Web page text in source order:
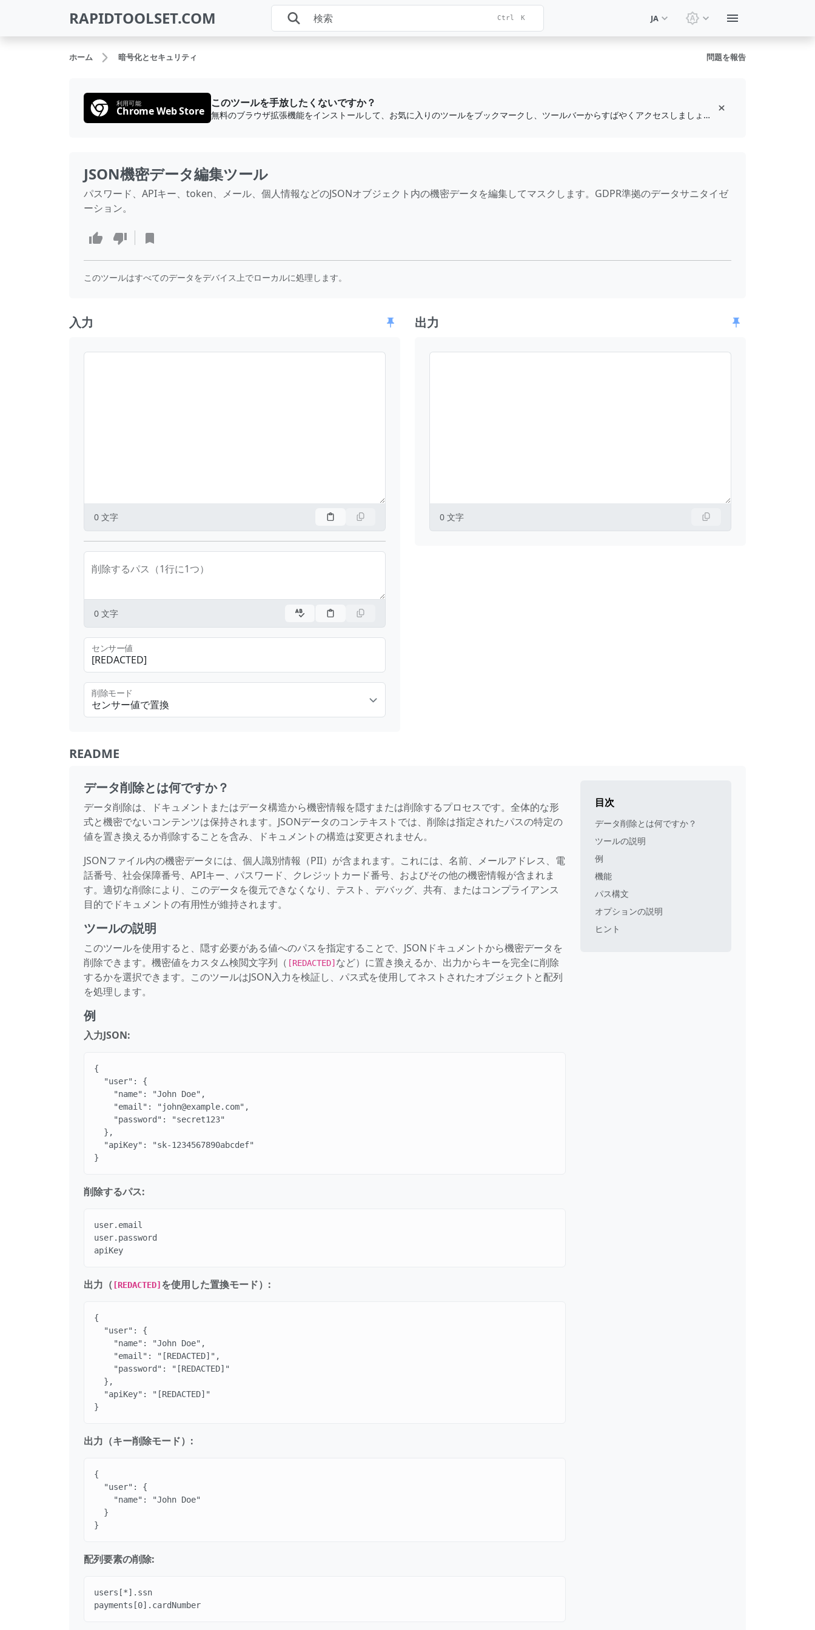
RAPIDTOOLSET.COM Ctrl K JA テーマを切り替え: システ
ホーム 暗号化とセキュリティ 問題を報告
利用可能
Chrome Web Store
このツールを手放したくないですか？
無料のブラウザ拡張機能をインストールして、お気に入りのツールをブックマークし、ツールバーからすばやくアクセスしましょう
JSON機密データ編集ツール
パスワード、APIキー、token、メール、個人情報などのJSONオブジェクト内の機密データを編集してマスクします。GDPR準拠のデータサニタイゼ
ーション。
このツールはすべてのデータをデバイス上でローカルに処理します。
入力
0 文字
削除するパス（1行に1つ）
0 文字
センサー値
センサー値で置換
削除モード
出力
0 文字
README
データ削除とは何ですか？
データ削除は、ドキュメントまたはデータ構造から機密情報を隠すまたは削除するプロセスです。全体的な形
式と機密でないコンテンツは保持されます。JSONデータのコンテキストでは、削除は指定されたパスの特定の
値を置き換えるか削除することを含み、ドキュメントの構造は変更されません。
JSONファイル内の機密データには、個人識別情報（PII）が含まれます。これには、名前、メールアドレス、電
話番号、社会保障番号、APIキー、パスワード、クレジットカード番号、およびその他の機密情報が含まれま
す。適切な削除により、このデータを復元できなくなり、テスト、デバッグ、共有、またはコンプライアンス
目的でドキュメントの有用性が維持されます。
ツールの説明
このツールを使用すると、隠す必要がある値へのパスを指定することで、JSONドキュメントから機密データを
削除できます。機密値をカスタム検閲文字列（ [REDACTED] など）に置き換えるか、出力からキーを完全に削除
するかを選択できます。このツールはJSON入力を検証し、パス式を使用してネストされたオブジェクトと配列
を処理します。
例
入力JSON:
{
  "user": {
    "name": "John Doe",
    "email": "john@example.com",
    "password": "secret123"
  },
  "apiKey": "sk-1234567890abcdef"
}
削除するパス:
user.email
user.password
apiKey
出力（ [REDACTED] を使用した置換モード）:
{
  "user": {
    "name": "John Doe",
    "email": "[REDACTED]",
    "password": "[REDACTED]"
  },
  "apiKey": "[REDACTED]"
}
出力（キー削除モード）:
{
  "user": {
    "name": "John Doe"
  }
}
配列要素の削除:
users[*].ssn
payments[0].cardNumber
目次
データ削除とは何ですか？
ツールの説明
例
機能
パス構文
オプションの説明
ヒント